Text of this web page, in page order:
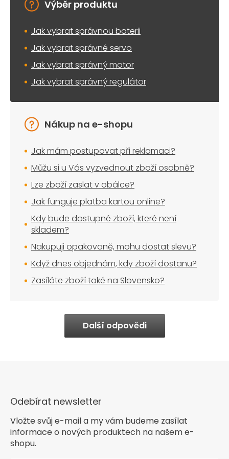
Výběr produktu
Jak vybrat správnou baterii
Jak vybrat správné servo
Jak vybrat správný motor
Jak vybrat správný regulátor
Nákup na e-shopu
Jak mám postupovat při reklamaci?
Můžu si u Vás vyzvednout zboží osobně?
Lze zboží zaslat v obálce?
Jak funguje platba kartou online?
Kdy bude dostupné zboží, které není
skladem?
Nakupuji opakovaně, mohu dostat slevu?
Když dnes objednám, kdy zboží dostanu?
Zasíláte zboží také na Slovensko?
Další odpovědi
Odebírat newsletter
Vložte svůj e-mail a my vám budeme zasílat
informace o nových produktech na našem e-
shopu.